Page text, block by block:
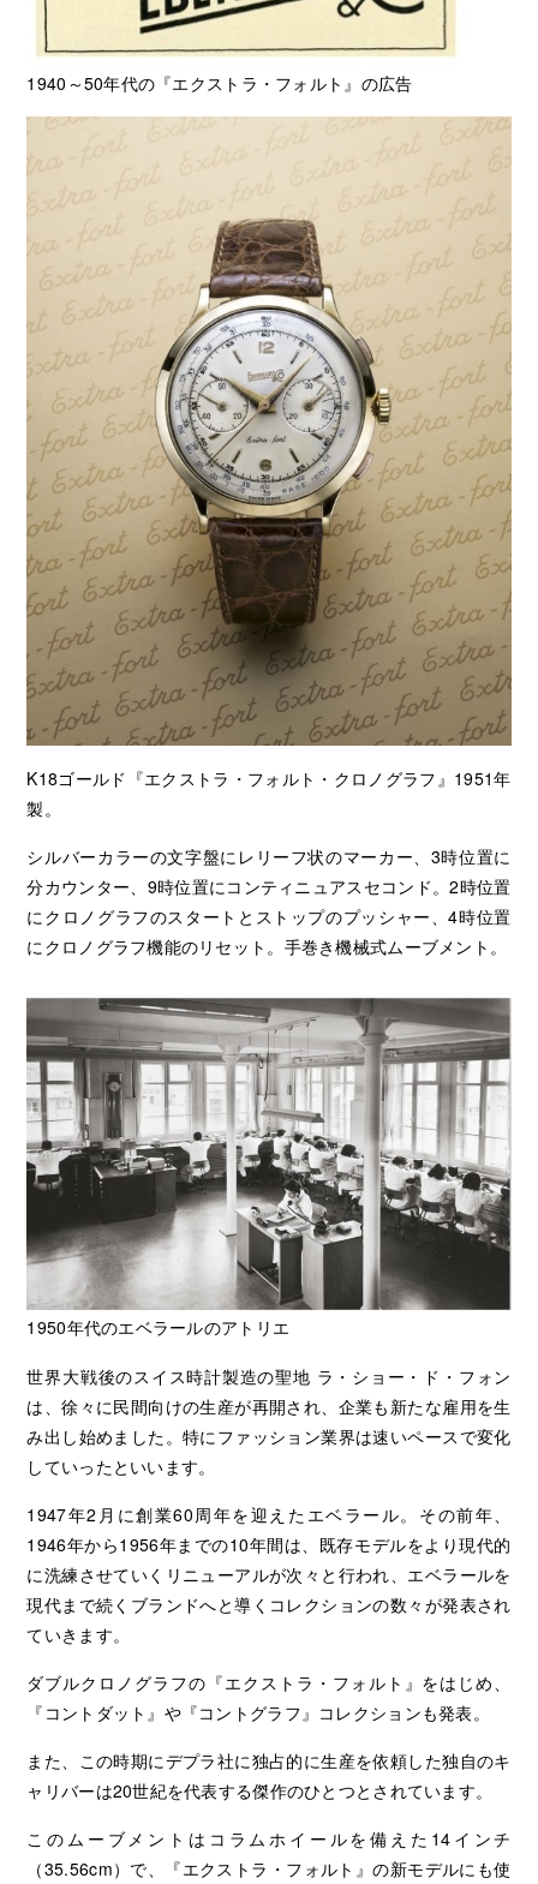
1940～50年代の『エクストラ・フォルト』の広告
K18ゴールド『エクストラ・フォルト・クロノグラフ』1951年
製。
シルバーカラーの文字盤にレリーフ状のマーカー、3時位置に
分カウンター、9時位置にコンティニュアスセコンド。2時位置
にクロノグラフのスタートとストップのプッシャー、4時位置
にクロノグラフ機能のリセット。手巻き機械式ムーブメント。
1950年代のエベラールのアトリエ
世界大戦後のスイス時計製造の聖地 ラ・ショー・ド・フォン
は、徐々に民間向けの生産が再開され、企業も新たな雇用を生
み出し始めました。特にファッション業界は速いペースで変化
していったといいます。
1947年2月に創業60周年を迎えたエベラール。その前年、
1946年から1956年までの10年間は、既存モデルをより現代的
に洗練させていくリニューアルが次々と行われ、エベラールを
現代まで続くブランドへと導くコレクションの数々が発表され
ていきます。
ダブルクロノグラフの『エクストラ・フォルト』をはじめ、
『コントダット』や『コントグラフ』コレクションも発表。
また、この時期にデプラ社に独占的に生産を依頼した独自のキ
ャリバーは20世紀を代表する傑作のひとつとされています。
このムーブメントはコラムホイールを備えた14インチ
（35.56cm）で、『エクストラ・フォルト』の新モデルにも使